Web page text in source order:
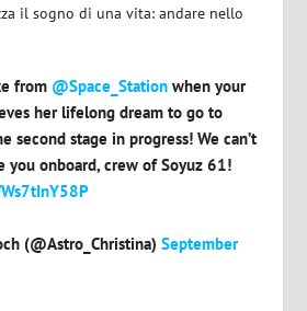
il sogno di una vita: andare nello
from @Space_Station when your
her lifelong dream to go to
second stage in progress! We can’t
you onboard, crew of Soyuz 61!
(@Astro_Christina)September